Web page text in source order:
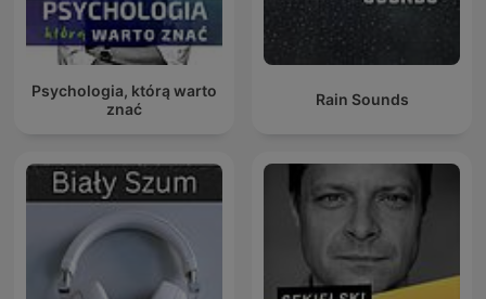
Psychologia, którą warto
znać
Rain Sounds